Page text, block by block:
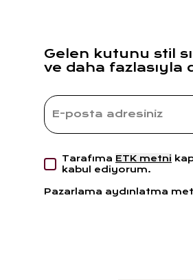
Gelen kutunu stil
ve daha fazlasıyla
Tarafıma ETK metni
kabul ediyorum.
Pazarlama aydınlatma